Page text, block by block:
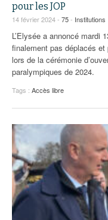
pour les JOP
14 février 2024 - 75- Institutions
L’Elysée a annoncé mardi
finalement pas déplacés
lors de la cérémonie
paralympiques de 2024.
Tags : Accès libre